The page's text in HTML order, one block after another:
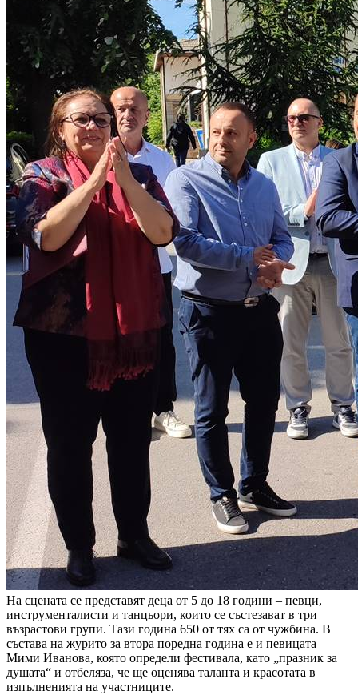
На сцената се представят деца от 5 до 18 години – певци,
инструменталисти и танцьори, които се състезават в три
възрастови групи. Тази година 650 от тях са от чужбина. В
състава на журито за втора поредна година е и певицата
Мими Иванова, която определи фестивала, като „празник за
душата“ и отбеляза, че ще оценява таланта и красотата в
изпълненията на участниците.